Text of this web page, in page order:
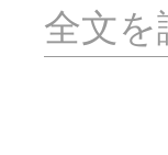
全文